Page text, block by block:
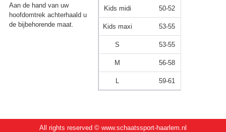
Aan de hand van uw
hoofdomtrek achterhaald u
de bijbehorende maat.
Kids midi 50-52
Kids maxi 53-55
S 53-55
M 56-58
L 59-61
All rights reserved © www.schaatssport-haarlem.nl